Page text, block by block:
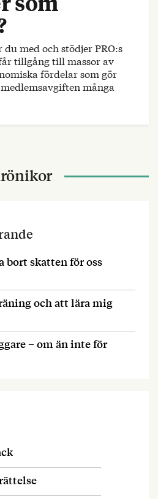
du med och stödjer PRO:s
tillgång till massor av
fördelar som gör
många
bort skatten för oss
och att lära mig
– om än inte för